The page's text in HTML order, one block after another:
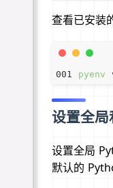
查看已安装
pyenv
设置全
设置全局
默认的